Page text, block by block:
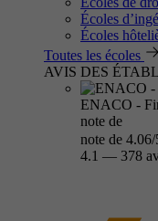
Écoles
Écoles
Toutes les écoles
AVIS DES
ENACO -
note de
note de 4.06/
4.1 — 378